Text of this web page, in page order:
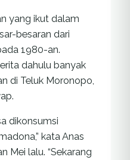
yang ikut dalam
besaran dari
1980-an.
dahulu banyak
di Teluk Moronopo,
dikonsumsi
kata Anas
Mei lalu. “Sekarang